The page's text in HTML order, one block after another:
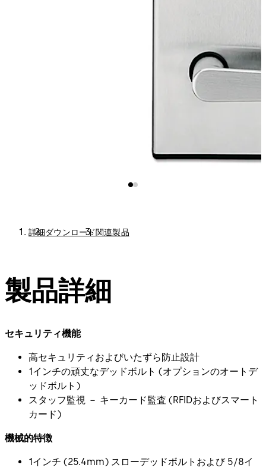
詳細ダウンロード関連製品
製品詳細
セキュリティ機能
高セキュリティおよびいたずら防止設計
1インチの頑丈なデッドボルト (オプションのオートデ
ッドボルト)
スタッフ監視 － キーカード監査 (RFIDおよびスマート
カード)
機械的特徴
1インチ (25.4mm) スローデッドボルトおよび 5/8イ